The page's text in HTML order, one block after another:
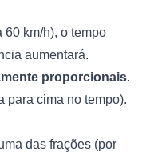
km/h), o tempo
aumentará.
proporcionais.
para cima no tempo).
das frações (por